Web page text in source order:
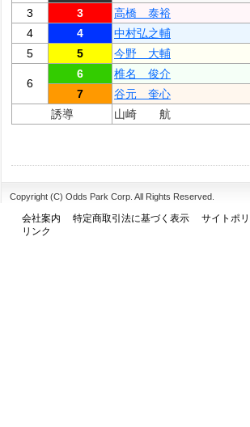
3
3 高橋 泰裕
4
4 中村弘之輔
5
5 今野 大輔
6
6 椎名 俊介
7
谷元 奎心
誘導
山崎 航
Copyright (C) Odds Park Corp. All Rights Reserved.
会社案内 特定商取引法に基づく表示 サイトポ
リンク